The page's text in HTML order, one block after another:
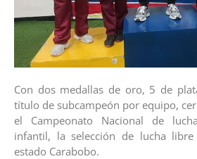
Con dos medallas de oro, 5 de
título de subcampeón por equipo,
el Campeonato Nacional de
infantil, la selección de lucha
estado Carabobo.